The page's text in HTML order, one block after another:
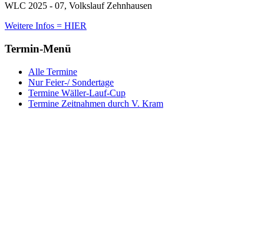
WLC 2025 - 07, Volkslauf Zehnhausen
Weitere Infos = HIER
Termin-Menü
Alle Termine
Nur Feier-/ Sondertage
Termine Wäller-Lauf-Cup
Termine Zeitnahmen durch V. Kram